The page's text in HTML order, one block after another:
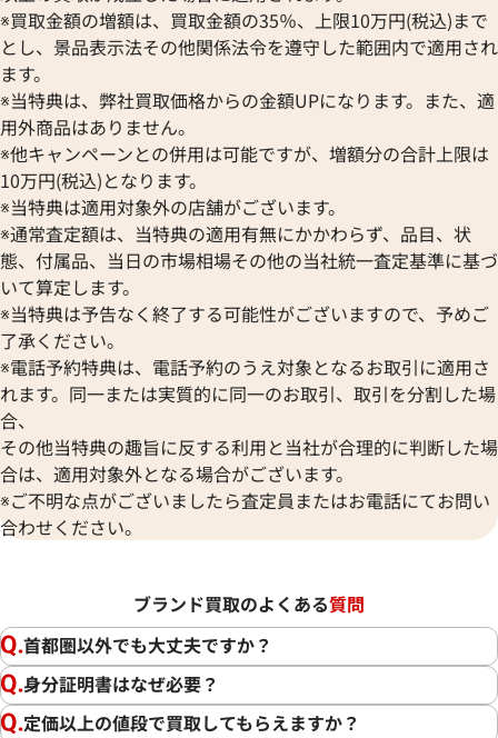
※買取金額の増額は、買取金額の35％、上限10万円(税込)まで
とし、景品表示法その他関係法令を遵守した範囲内で適用され
ます。
※当特典は、弊社買取価格からの金額UPになります。また、適
用外商品はありません。
※他キャンペーンとの併用は可能ですが、増額分の合計上限は
10万円(税込)となります。
※当特典は適用対象外の店舗がございます。
※通常査定額は、当特典の適用有無にかかわらず、品目、状
態、付属品、当日の市場相場その他の当社統一査定基準に基づ
いて算定します。
※当特典は予告なく終了する可能性がございますので、予めご
了承ください。
※電話予約特典は、電話予約のうえ対象となるお取引に適用さ
れます。同一または実質的に同一のお取引、取引を分割した場
合、
その他当特典の趣旨に反する利用と当社が合理的に判断した場
合は、適用対象外となる場合がございます。
※ご不明な点がございましたら査定員またはお電話にてお問い
合わせください。
ブランド買取のよくある質問
首都圏以外でも大丈夫ですか？
身分証明書はなぜ必要？
定価以上の値段で買取してもらえますか？